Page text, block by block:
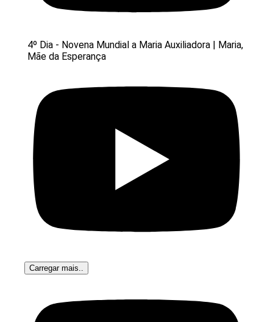
4º Dia - Novena Mundial a Maria Auxiliadora | Maria,
Mãe da Esperança
Carregar mais..